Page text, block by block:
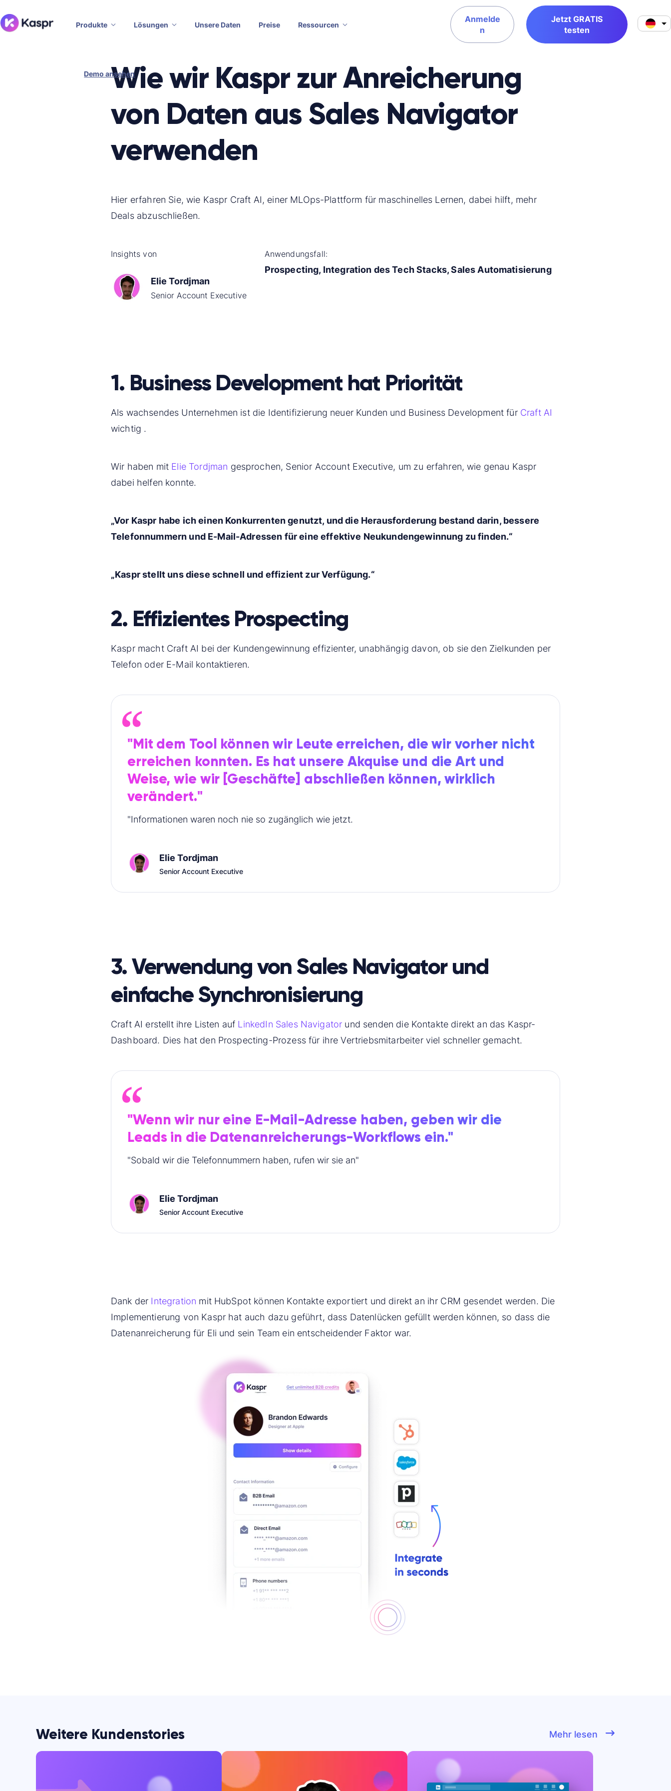
Produkte Lösungen Unsere Daten Preise Ressourcen
Demo ansehen
Anmelde
n
Jetzt GRATIS
testen
Wie wir Kaspr zur Anreicherung
von Daten aus Sales Navigator
verwenden
Hier erfahren Sie, wie Kaspr Craft AI, einer MLOps-Plattform für maschinelles Lernen, dabei hilft, mehr
Deals abzuschließen.
Insights von
Elie Tordjman
Senior Account Executive
Anwendungsfall:
Prospecting, Integration des Tech Stacks, Sales Automatisierung
1. Business Development hat Priorität
Als wachsendes Unternehmen ist die Identifizierung neuer Kunden und Business Development für Craft AI
wichtig .
Wir haben mit Elie Tordjman gesprochen, Senior Account Executive, um zu erfahren, wie genau Kaspr
dabei helfen konnte.
„Vor Kaspr habe ich einen Konkurrenten genutzt, und die Herausforderung bestand darin, bessere
Telefonnummern und E-Mail-Adressen für eine effektive Neukundengewinnung zu finden.“
„Kaspr stellt uns diese schnell und effizient zur Verfügung.“
2. Effizientes Prospecting
Kaspr macht Craft AI bei der Kundengewinnung effizienter, unabhängig davon, ob sie den Zielkunden per
Telefon oder E-Mail kontaktieren.
"Mit dem Tool können wir Leute erreichen, die wir vorher nicht
erreichen konnten. Es hat unsere Akquise und die Art und
Weise, wie wir [Geschäfte] abschließen können, wirklich
verändert."
"Informationen waren noch nie so zugänglich wie jetzt.
Elie Tordjman
Senior Account Executive
3. Verwendung von Sales Navigator und
einfache Synchronisierung
Craft AI erstellt ihre Listen auf LinkedIn Sales Navigator und senden die Kontakte direkt an das Kaspr-
Dashboard. Dies hat den Prospecting-Prozess für ihre Vertriebsmitarbeiter viel schneller gemacht.
"Wenn wir nur eine E-Mail-Adresse haben, geben wir die
Leads in die Datenanreicherungs-Workflows ein."
"Sobald wir die Telefonnummern haben, rufen wir sie an"
Elie Tordjman
Senior Account Executive
Dank der Integration mit HubSpot können Kontakte exportiert und direkt an ihr CRM gesendet werden. Die
Implementierung von Kaspr hat auch dazu geführt, dass Datenlücken gefüllt werden können, so dass die
Datenanreicherung für Eli und sein Team ein entscheidender Faktor war.
Weitere Kundenstories Mehr lesen